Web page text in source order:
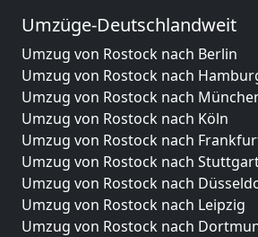
Umzüge-Deutschlandweit
Umzug von Rostock nach Berlin
Umzug von Rostock nach
Umzug von Rostock nach
Umzug von Rostock nach Köln
Umzug von Rostock nach
Umzug von Rostock nach
Umzug von Rostock nach
Umzug von Rostock nach Leipzig
Umzug von Rostock nach